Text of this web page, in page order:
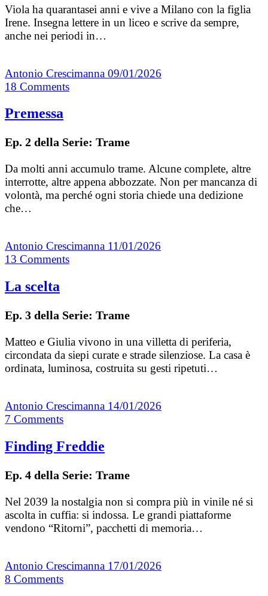
Viola ha quarantasei anni e vive a Milano con la figlia
Irene. Insegna lettere in un liceo e scrive da sempre,
anche nei periodi in…
Antonio Crescimanna 09/01/2026
18 Comments
Premessa
Ep. 2 della Serie: Trame
Da molti anni accumulo trame. Alcune complete, altre
interrotte, altre appena abbozzate. Non per mancanza di
volontà, ma perché ogni storia chiede una dedizione
che…
Antonio Crescimanna 11/01/2026
13 Comments
La scelta
Ep. 3 della Serie: Trame
Matteo e Giulia vivono in una villetta di periferia,
circondata da siepi curate e strade silenziose. La casa è
ordinata, luminosa, costruita su gesti ripetuti…
Antonio Crescimanna 14/01/2026
7 Comments
Finding Freddie
Ep. 4 della Serie: Trame
Nel 2039 la nostalgia non si compra più in vinile né si
ascolta in cuffia: si indossa. Le grandi piattaforme
vendono “Ritorni”, pacchetti di memoria…
Antonio Crescimanna 17/01/2026
8 Comments